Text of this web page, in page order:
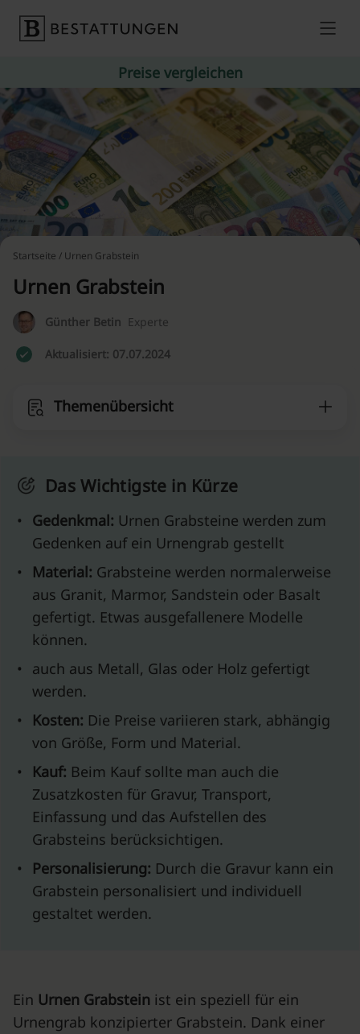
Preise vergleichen
Startseite / Urnen Grabstein
Urnen Grabstein
Günther Betin Experte
Aktualisiert: 07.07.2024
Themenübersicht
Das Wichtigste in Kürze
• Gedenkmal: Urnen Grabsteine werden zum
Gedenken auf ein Urnengrab gestellt
•
Material: Grabsteine werden normalerweise
aus Granit, Marmor, Sandstein oder Basalt
gefertigt. Etwas ausgefallenere Modelle
können.
•
auch aus Metall, Glas oder Holz gefertigt
werden.
•
Kosten: Die Preise variieren stark, abhängig
von Größe, Form und Material.
•
Kauf: Beim Kauf sollte man auch die
Zusatzkosten für Gravur, Transport,
Einfassung und das Aufstellen des
Grabsteins berücksichtigen.
•
Personalisierung: Durch die Gravur kann ein
Grabstein personalisiert und individuell
gestaltet werden.
Ein Urnen Grabstein ist ein speziell für ein
Urnengrab konzipierter Grabstein. Dank einer